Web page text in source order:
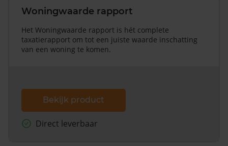
Woningwaarde rapport
Het Woningwaarde rapport is hét complete
taxatierapport om tot een juiste waarde inschatting
van een woning te komen.
Bekijk product
Direct leverbaar